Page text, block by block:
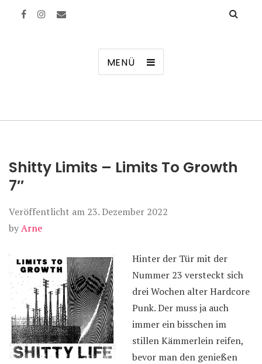
MENÜ
Shitty Limits – Limits To Growth
7″
Veröffentlicht am 23. Dezember 2022
byArne
Hinter der Tür mit der
Nummer 23 versteckt sich
drei Wochen alter Hardcore
Punk. Der muss ja auch
immer ein bisschen im
stillen Kämmerlein reifen,
bevor man den genießen